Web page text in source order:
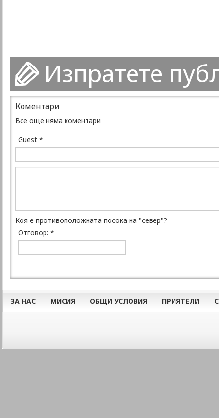
Изпратете
Коментари
Все още няма коментари
Guest *
Коя е противоположната посока на "север"?
Отговор: *
ЗА НАС МИСИЯ ОБЩИ УСЛОВИЯ ПРИЯТЕЛИ